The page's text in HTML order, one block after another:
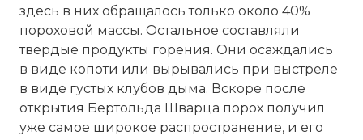
здесь в них обращалось только около 40%
пороховой массы. Остальное составляли
твердые продукты горения. Они осаждались
в виде копоти или вырывались при выстреле
в виде густых клубов дыма. Вскоре после
открытия Бертольда Шварца порох получил
уже самое широкое распространение, и его